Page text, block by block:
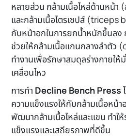
หลายส่วน กล้ามเนื้อไหล่ด้านหน้
และกล้ามเนื้อไตรเซปส์ (triceps
กับหน้าอกในการยกน้ำหนักขึ้นลง
ช่วยให้กล้ามเนื้อแกนกลางลำตัว
ทำงานเพื่อรักษาสมดุลร่างกายใ
เคลื่อนไหว
การทำ Decline Bench Press
ความแข็งแรงให้กับกล้ามเนื้อหน้
พัฒนากล้ามเนื้อไหล่และแขน ทำใ
แข็งแรงและเสถียรภาพที่ดีขึ้น